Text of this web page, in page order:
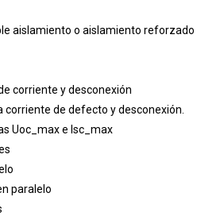
aislamiento o aislamiento reforzado
corriente y desconexión
corriente de defecto y desconexión.
Uoc_max e Isc_max
paralelo